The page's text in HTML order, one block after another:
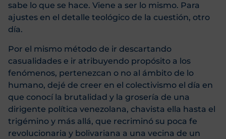
sabe lo que se hace. Viene a ser lo mismo. Para
ajustes en el detalle teológico de la cuestión, otro
día.
Por el mismo método de ir descartando
casualidades e ir atribuyendo propósito a los
fenómenos, pertenezcan o no al ámbito de lo
humano, dejé de creer en el colectivismo el día en
que conocí la brutalidad y la grosería de una
dirigente política venezolana, chavista ella hasta el
trigémino y más allá, que recriminó su poca fe
revolucionaria y bolivariana a una vecina de un